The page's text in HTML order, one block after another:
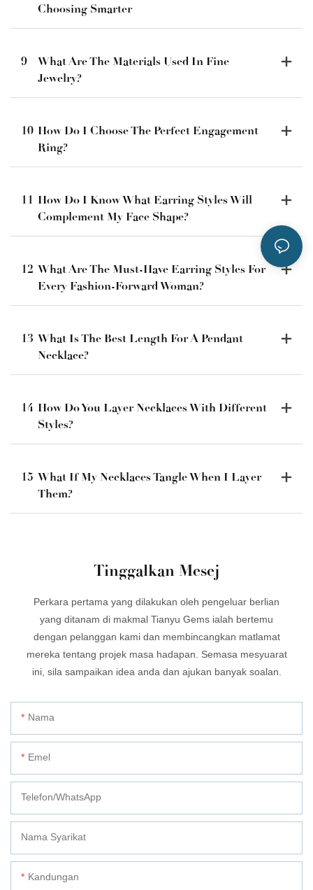
Choosing Smarter
9
What Are The Materials Used In Fine
Jewelry?
10 How Do I Choose The Perfect Engagement
Ring?
11 How Do I Know What Earring Styles Will
Complement My Face Shape?
12 What Are The Must-Have Earring Styles For
Every Fashion-Forward Woman?
13 What Is The Best Length For A Pendant
Necklace?
14 How Do You Layer Necklaces With Different
Styles?
15 What If My Necklaces Tangle When I Layer
Them?
Tinggalkan Mesej
Perkara pertama yang dilakukan oleh pengeluar berlian
yang ditanam di makmal Tianyu Gems ialah bertemu
dengan pelanggan kami dan membincangkan matlamat
mereka tentang projek masa hadapan. Semasa mesyuarat
ini, sila sampaikan idea anda dan ajukan banyak soalan.
Nama
Emel
Telefon/whatsApp
Nama Syarikat
Kandungan